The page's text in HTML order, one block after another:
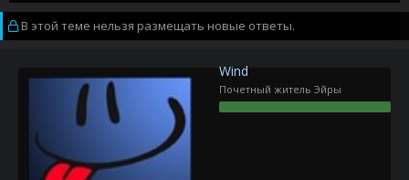
т
о
р
е
т
а
н
ч
В этой теме нельзя размещать новые ответы.
Wind
Почетный житель Эйры